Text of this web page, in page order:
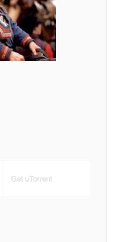
Get uTorrent